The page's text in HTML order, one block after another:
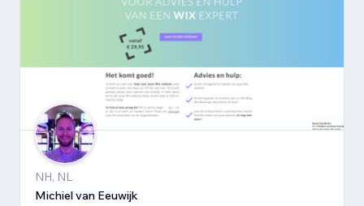
NH, NL
Michiel van Eeuwijk